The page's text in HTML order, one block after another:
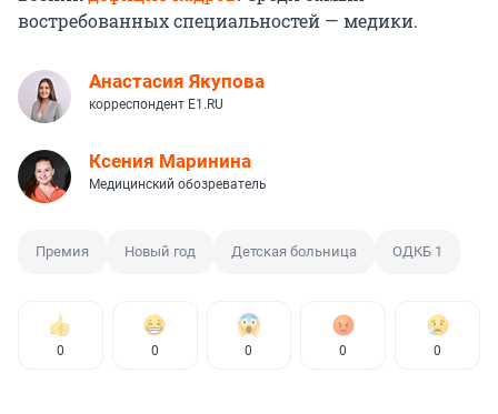
востребованных специальностей — медики.
Анастасия Якупова
корреспондент E1.RU
Ксения Маринина
Медицинский обозреватель
Премия Новый год Детская больница ОДКБ 1
0 0 0 0 0